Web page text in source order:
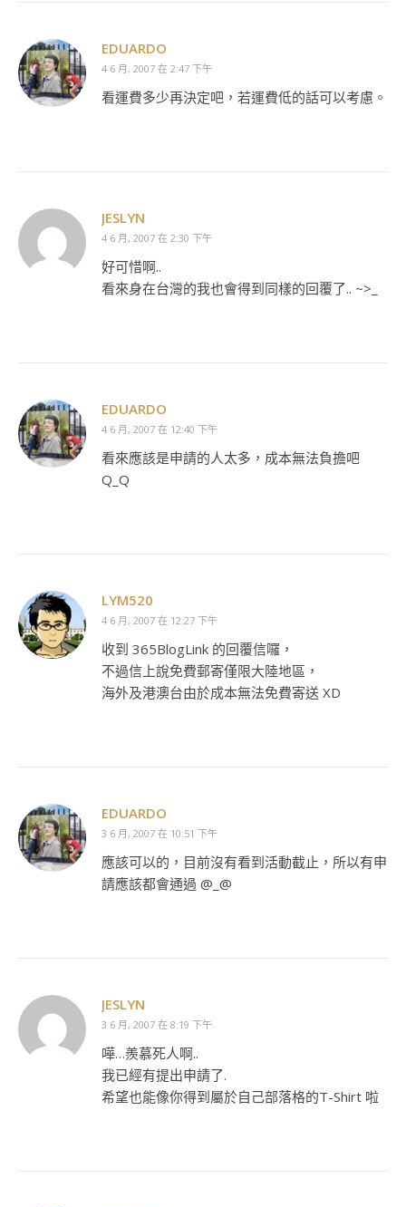
EDUARDO
4 6 月, 2007 在 2:47 下午
看運費多少再決定吧，若運費低的話可以考慮。
JESLYN
4 6 月, 2007 在 2:30 下午
好可惜啊..
看來身在台灣的我也會得到同樣的回覆了.. ~>_
EDUARDO
4 6 月, 2007 在 12:40 下午
看來應該是申請的人太多，成本無法負擔吧
Q_Q
LYM520
4 6 月, 2007 在 12:27 下午
收到 365BlogLink 的回覆信囉，
不過信上說免費郵寄僅限大陸地區，
海外及港澳台由於成本無法免費寄送 XD
EDUARDO
3 6 月, 2007 在 10:51 下午
應該可以的，目前沒有看到活動截止，所以有申
請應該都會通過 @_@
JESLYN
3 6 月, 2007 在 8:19 下午
嘩…羨慕死人啊..
我已經有提出申請了.
希望也能像你得到屬於自己部落格的T-Shirt 啦